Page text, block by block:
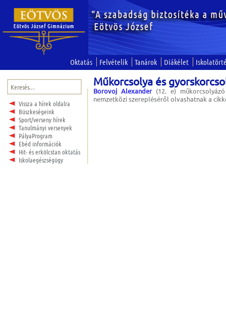
Oktatás Felvételik Tanárok Diákélet
Keresés:
Vissza a hírek oldalra
Büszkeségeink
Sport/verseny hírek
Tanulmányi versenyek
PályaProgram
Ebéd információk
Hit- és erkölcstan oktatás
Iskolaegészségügy
Műkorcsolya és
Borovoj Alexander(12. e)
nemzetközi szerepléséről olvashatnak a